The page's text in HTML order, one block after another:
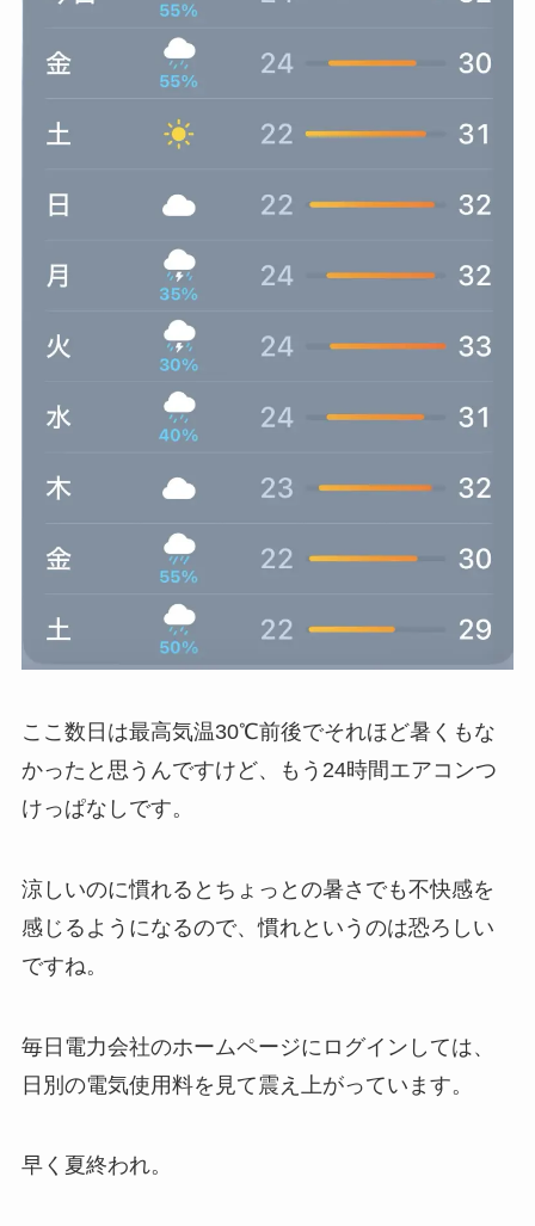
ここ数日は最高気温30℃前後でそれほど暑くもな
かったと思うんですけど、もう24時間エアコンつ
けっぱなしです。
涼しいのに慣れるとちょっとの暑さでも不快感を
感じるようになるので、慣れというのは恐ろしい
ですね。
毎日電力会社のホームページにログインしては、
日別の電気使用料を見て震え上がっています。
早く夏終われ。